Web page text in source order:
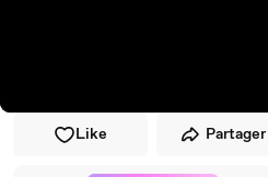
Like Partager